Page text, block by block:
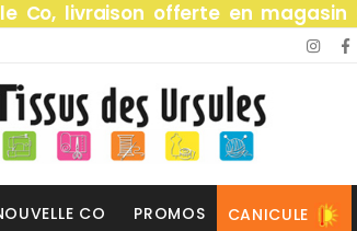
Co, livraison offerte en magasin
CO PROMOS CANICULE